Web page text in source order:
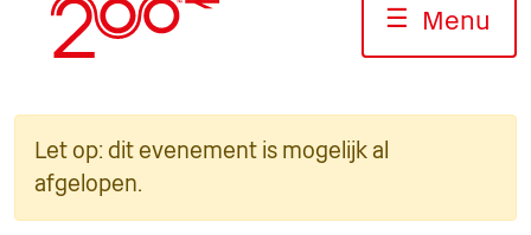
☰ Menu
Let op: dit evenement is mogelijk al
afgelopen.